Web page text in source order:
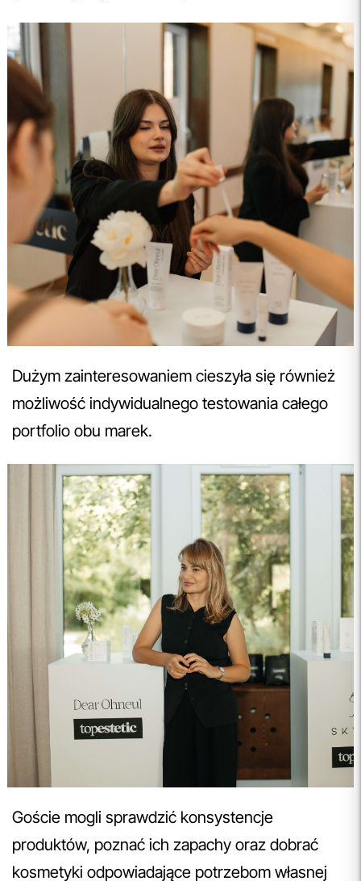
Dużym zainteresowaniem cieszyła się również
możliwość indywidualnego testowania całego
portfolio obu marek.
Goście mogli sprawdzić konsystencje
produktów, poznać ich zapachy oraz dobrać
kosmetyki odpowiadające potrzebom własnej